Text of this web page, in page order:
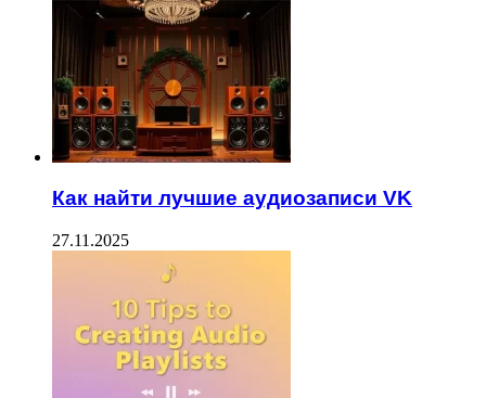
Как найти лучшие аудиозаписи VK
27.11.2025